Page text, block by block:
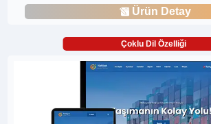
Ürün Detay
Çoklu Dil Özelliği